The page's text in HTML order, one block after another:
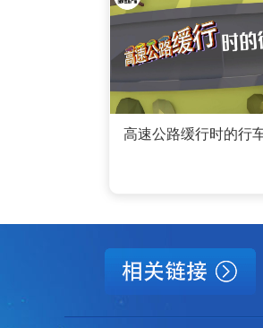
高速公路缓行时的行